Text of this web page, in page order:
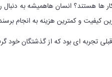
ها هستند؟ انسان هاهمیشه به
کیفیت و کمترین هزینه به انجام
تجربه ای بود که از گذشتگان خود